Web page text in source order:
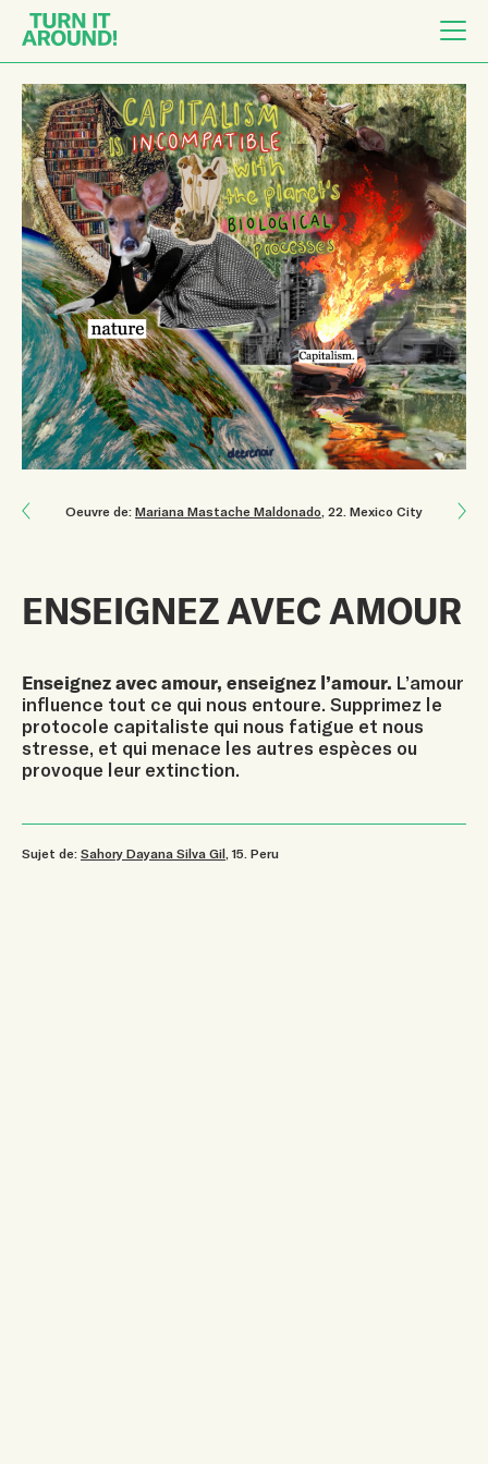
Oeuvre de: Mariana Mastache Maldonado , 22 Mexico City
ENSEIGNEZ AVEC AMOUR
Enseignez avec amour, enseignez l’amour. L’amour
influence tout ce qui nous entoure. Supprimez le
protocole capitaliste qui nous fatigue et nous
stresse, et qui menace les autres espèces ou
provoque leur extinction.
Sujet de: Sahory Dayana Silva Gil , 15 Peru